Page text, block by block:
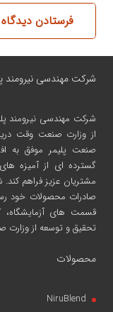
فرستادن دیدگاه
شرکت مهندسی نیرومند
شرکت مهندسی نیرومند
از وزارت صنعت وقت
صنعت پلیمر موفق به
گسترده ای از آمیزه
مشتریان عزیز فراهم
صادرات محصولات خود
قسمت های آزمایشگاه،
تحقیق و توسعه از
محصولات
NiruBlend